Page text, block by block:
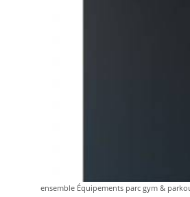
ensemble Équipements parc gym &